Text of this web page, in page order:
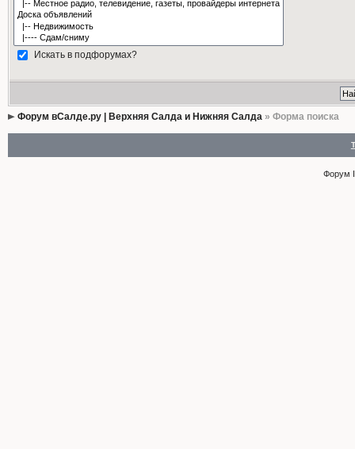
Искать в подфорумах?
Форум вСалде.ру | Верхняя Салда и Нижняя Салда» Форма поиска
Форум